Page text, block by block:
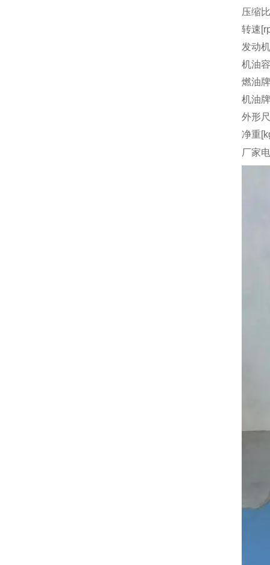
压缩比
转速
发动
机油
燃油
机油
外形
净重
厂家